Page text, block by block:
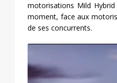
motorisations Mild
moment, face aux
de ses concurrents.